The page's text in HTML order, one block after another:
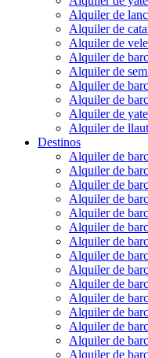
Alquiler de
Alquiler de
Alquiler de
Alquiler de
Alquiler de
Alquiler de
Alquiler de
Alquiler de
Alquiler de llaut
Destinos
Alquiler de
Alquiler de
Alquiler de
Alquiler de
Alquiler de
Alquiler de
Alquiler de
Alquiler de
Alquiler de
Alquiler de
Alquiler de
Alquiler de
Alquiler de
Alquiler de
Alquiler de